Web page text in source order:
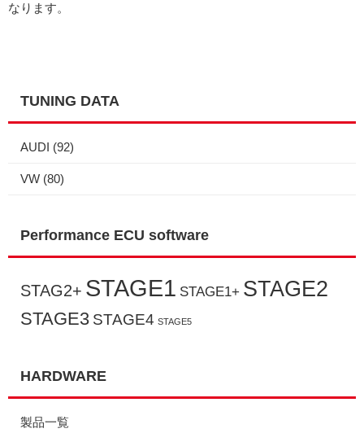
なります。
TUNING DATA
AUDI (92)
VW (80)
Performance ECU software
STAG2+ STAGE1 STAGE1+ STAGE2
STAGE3 STAGE4 STAGE5
HARDWARE
製品一覧